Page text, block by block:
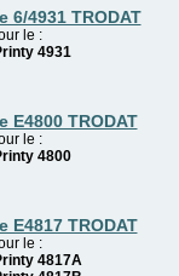
6/4931 TRODAT
le :
4931
E4800 TRODAT
le :
4800
E4817 TRODAT
le :
4817A